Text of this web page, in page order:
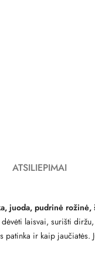
ATSILIEPIMAI
juoda, pudrinė
laisvai, surišti
ir kaip jaučiatės.